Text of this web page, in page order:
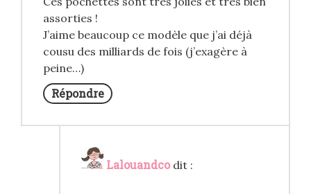
assorties !
J’aime beaucoup ce modèle que j’ai déjà
cousu des milliards de fois (j’exagère à
peine…)
Répondre
Lalouandco dit :